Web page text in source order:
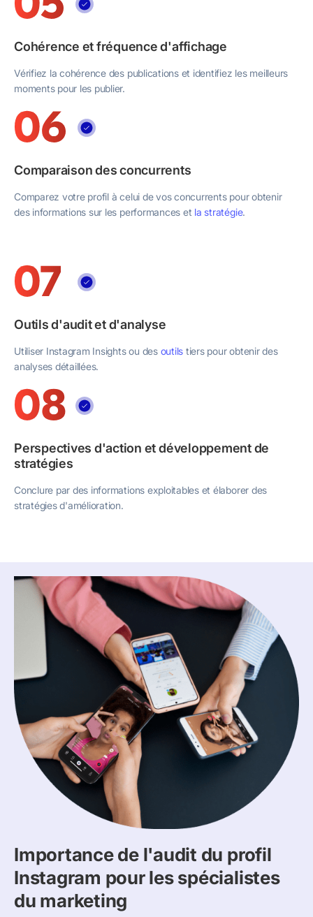
Cohérence et fréquence d'affichage
Vérifiez la cohérence des publications et identifiez les meilleurs
moments pour les publier.
Comparaison des concurrents
Comparez votre profil à celui de vos concurrents pour obtenir
des informations sur les performances et la stratégie.
Outils d'audit et d'analyse
Utiliser Instagram Insights ou des outils tiers pour obtenir des
analyses détaillées.
Perspectives d'action et développement de
stratégies
Conclure par des informations exploitables et élaborer des
stratégies d'amélioration.
Importance de l'audit du profil
Instagram pour les spécialistes
du marketing